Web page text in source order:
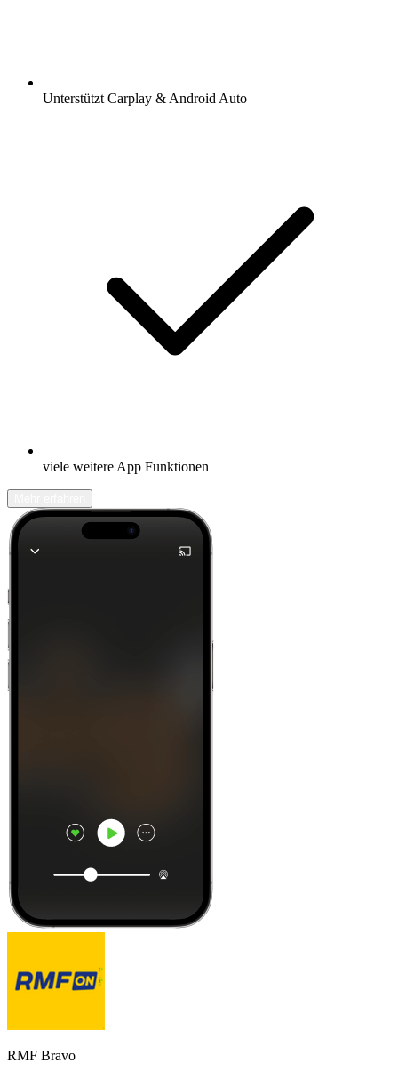
Unterstützt Carplay & Android Auto
viele weitere App Funktionen
RMF Bravo